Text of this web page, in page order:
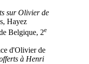
sur Olivier de
Hayez
Belgique, 2e
d'Olivier de
à Henri